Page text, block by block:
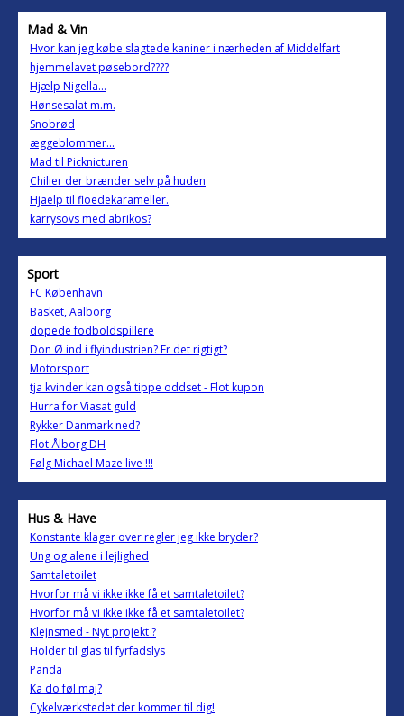
Mad & Vin
Hvor kan jeg købe slagtede kaniner i nærheden af Middelfart
hjemmelavet pøsebord????
Hjælp Nigella...
Hønsesalat m.m.
Snobrød
æggeblommer...
Mad til Picknicturen
Chilier der brænder selv på huden
Hjaelp til floedekarameller.
karrysovs med abrikos?
Sport
FC København
Basket, Aalborg
dopede fodboldspillere
Don Ø ind i flyindustrien? Er det rigtigt?
Motorsport
tja kvinder kan også tippe oddset - Flot kupon
Hurra for Viasat guld
Rykker Danmark ned?
Flot Ålborg DH
Følg Michael Maze live !!!
Hus & Have
Konstante klager over regler jeg ikke bryder?
Ung og alene i lejlighed
Samtaletoilet
Hvorfor må vi ikke ikke få et samtaletoilet?
Hvorfor må vi ikke ikke få et samtaletoilet?
Klejnsmed - Nyt projekt ?
Holder til glas til fyrfadslys
Panda
Ka do føl maj?
Cykelværkstedet der kommer til dig!